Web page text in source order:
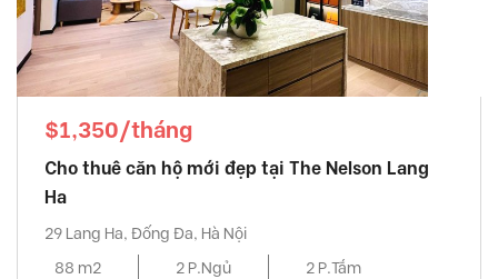
$1,350/tháng
Cho thuê căn hộ mới đẹp tại The Nelson Lang
Ha
29 Lang Ha, Đống Đa, Hà Nội
88 m2
2 P.Ngủ 2 P.Tắm